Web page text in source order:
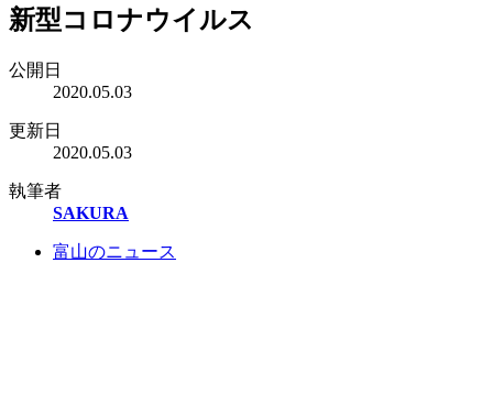
新型コロナウイルス
公開日
2020.05.03
更新日
2020.05.03
執筆者
SAKURA
富山のニュース